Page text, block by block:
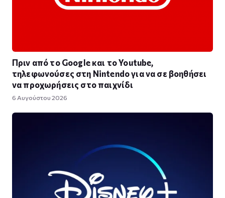
Πριν από το Google και το Youtube,
τηλεφωνούσες στη Nintendo για να σε βοηθήσει
να προχωρήσεις στο παιχνίδι
6 Αυγούστου 2026